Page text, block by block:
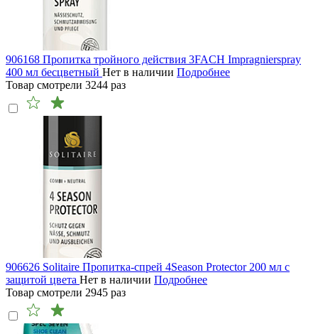
906168 Пропитка тройного действия 3FACH Impragnierspray
400 мл бесцветный Нет в наличии Подробнее
Товар смотрели 3244 раз
906626 Solitaire Пропитка-спрей 4Season Protector 200 мл с
защитой цвета Нет в наличии Подробнее
Товар смотрели 2945 раз